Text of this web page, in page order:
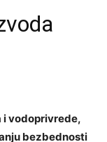
i vodoprivrede,
bezbednosti